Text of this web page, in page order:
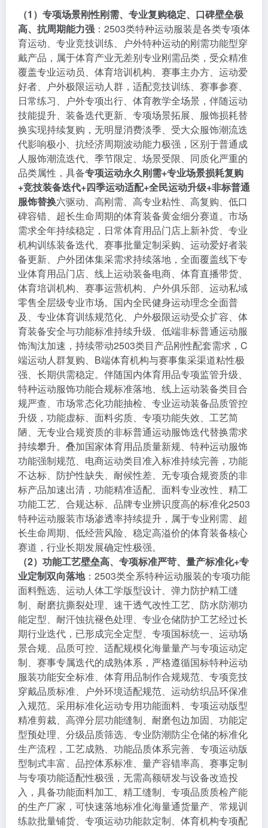
（1）专项场景刚性刚需、专业复购稳定、口碑壁垒极
高、抗周期能力强 ：2503类特种运动服装是各类专项体
育运动、专业竞技训练、户外特种运动的刚需功能型穿
戴产品，属于体育产业无差别专业刚需品类，受众精准
覆盖专业运动员、体育培训机构、赛事主办方、运动爱
好者、户外极限运动人群，适配竞技训练、赛事参赛、
日常练习、户外专项出行、体育教学全场景，伴随运动
技能提升、装备迭代更新、专项场景拓展、服饰损耗替
换实现持续复购，无明显消费淡季、受大众服饰潮流迭
代影响极小、抗经济周期波动能力极强，区别于普通成
人服饰潮流迭代、季节限定、场景受限、同质化严重的
品类属性，具备专项运动永久刚需+专业场景损耗复购
+竞技装备迭代+四季运动适配+全民运动升级+非标普通
服饰替换六驱动、高刚需、高专业粘性、高复购、低口
碑容错、超长生命周期的体育装备黄金细分赛道。市场
需求全年持续稳定，日常体育用品门店上新补货、专业
机构训练装备迭代、赛事批量定制采购、运动爱好者装
备更新、户外团体集采需求持续落地，全面覆盖线下专
业体育用品门店、线上运动装备电商、体育直播带货、
体育培训机构、赛事运营机构、户外俱乐部、运动私域
零售全层级专业市场。国内全民健身运动理念全面普
及、专业体育训练规范化、户外极限运动受众扩容、体
育装备安全与功能标准持续升级、低端非标普通运动服
饰淘汰加速，持续带动2503类目产品刚性配套需求，C
端运动人群复购、B端体育机构与赛事集采渠道粘性极
强、长期供需稳定。伴随国内体育用品专项监管升级、
特种运动服饰功能合规标准落地、线上运动装备类目合
规严查、市场常态化功能抽检、专业运动装备品质管控
升级，功能虚标、面料劣质、专项功能失效、工艺简
陋、无专业合规资质的非标普通运动服饰迭代替换需求
持续攀升。叠加国家体育用品质量新规、特种运动服饰
功能强制规范、电商运动类目准入标准持续完善，功能
不达标、防护性缺失、耐候性差、无专项合规资质的非
标产品加速出清，功能精准适配、面料专业改性、精工
功能工艺、合规达标、品牌专业辨识度高的标准化2503
特种运动服装市场渗透率持续提升，属于专业刚需、超
长生命周期、低经营风险、稳定高溢价的体育装备核心
赛道，行业长期发展确定性极强。
（2）功能工艺壁垒高、专项标准严苛、量产标准化+专
业定制双向落地：2503类全系特种运动服装的专项功能
面料甄选、运动人体工学版型设计、弹力防护精工缝
制、耐磨抗撕裂处理、速干透气改性工艺、防水防潮功
能定型、耐汗蚀抗褪色处理、专业仓储防护工艺经过长
期行业迭代，已形成完全定型、专项国标统一、运动场
景合规、品质可控、适配规模化海量量产与专项运动定
制、赛事专属迭代的成熟体系，严格遵循国标特种运动
服装功能安全标准、体育用品制作合规规范、专项竞技
穿戴品质标准、户外环境适配规范、运动纺织品环保准
入规范。采用标准化运动专用功能面料、专项运动版型
精准剪裁、高弹分层功能缝制、耐磨包边加固、功能定
型预处理、分级品质筛选、专业防潮防尘仓储的标准化
生产流程，工艺成熟、功能品质体系完善、专项运动版
型制式丰富、品控体系标准、量产容错率高、赛事定制
与专项功能适配性极强，无需高额研发与设备改造投
入，具备功能面料加工、精工缝制、专项品质质检产能
的生产厂家，可快速落地标准化海量通货量产、常规训
练款批量铺货、专项运动功能款定制、体育机构专项配